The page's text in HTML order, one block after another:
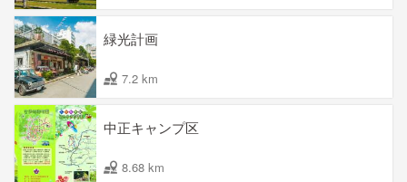
緑光計画
7.2 km
中正キャンプ区
8.68 km